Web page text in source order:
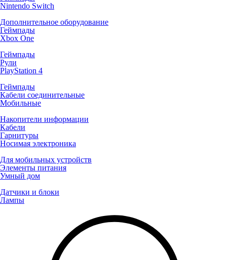
Nintendo Switch
Дополнительное оборудование
Геймпады
Xbox One
Геймпады
Рули
PlayStation 4
Геймпады
Кабели соединительные
Мобильные
Накопители информации
Кабели
Гарнитуры
Носимая электроника
Для мобильных устройств
Элементы питания
Умный дом
Датчики и блоки
Лампы